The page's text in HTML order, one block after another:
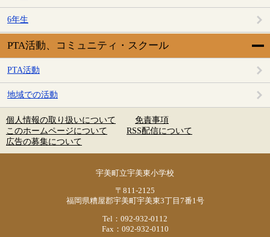
6年生
PTA活動、コミュニティ・スクール
PTA活動
地域での活動
個人情報の取り扱いについて
免責事項
このホームページについて
RSS配信について
広告の募集について
宇美町立宇美東小学校
〒811-2125
福岡県糟屋郡宇美町宇美東3丁目7番1号
Tel：092-932-0112
Fax：092-932-0110